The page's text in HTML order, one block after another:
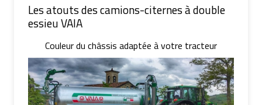
Les atouts des camions-citernes à double
essieu VAIA
Couleur du châssis adaptée à votre tracteur